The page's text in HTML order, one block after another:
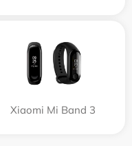
Xiaomi Mi Band 3